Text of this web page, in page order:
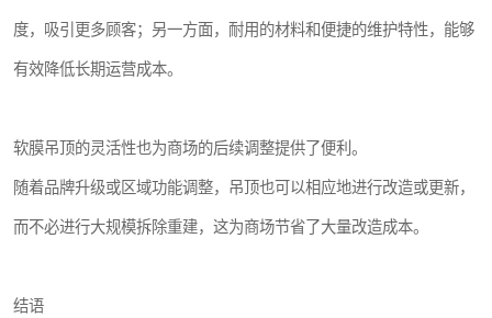
度，吸引更多顾客；另一方面，耐用的材料和便捷的维护特性，能够
有效降低长期运营成本。
软膜吊顶的灵活性也为商场的后续调整提供了便利。
随着品牌升级或区域功能调整，吊顶也可以相应地进行改造或更新，
而不必进行大规模拆除重建，这为商场节省了大量改造成本。
结语